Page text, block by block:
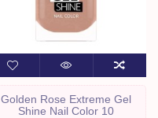
Golden Rose Extreme Gel
Shine Nail Color 10